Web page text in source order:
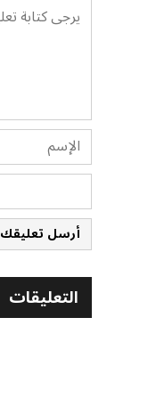
أرسل تعليقك
التعليقات